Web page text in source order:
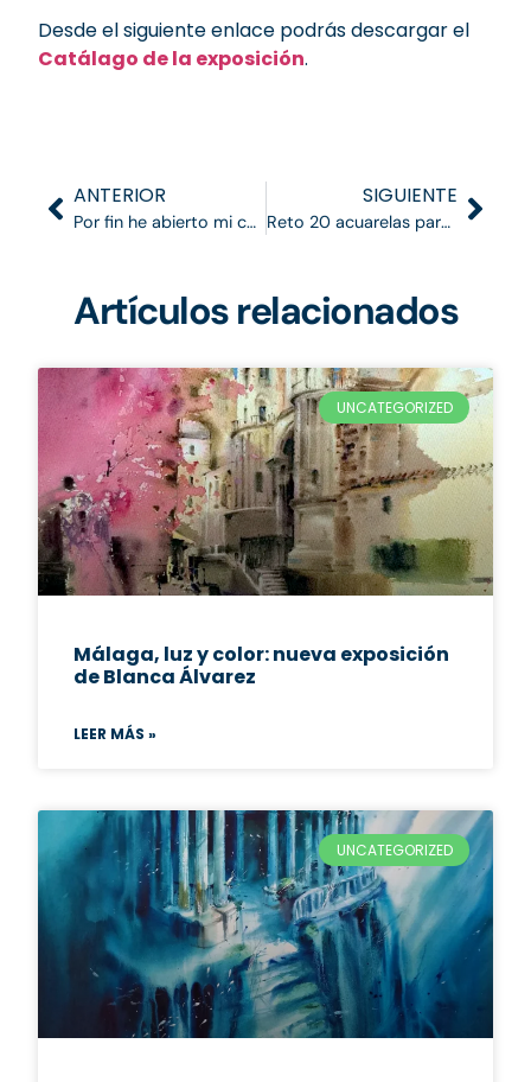
Desde el siguiente enlace podrás descargar el
Catálago de la exposición.
ANTERIOR
Por fin he abierto mi cuenta en Patreon!
SIGUIENTE
Reto 20 acuarelas para la primavera por Blanca Álvarez
Artículos relacionados
UNCATEGORIZED
Málaga, luz y color: nueva exposición
de Blanca Álvarez
LEER MÁS »
UNCATEGORIZED